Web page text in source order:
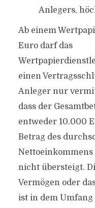
Anlegers,
Ab einem
Euro darf das
einen
Anleger nur
dass der
entweder 10.000
Betrag des
nicht übersteigt.
Vermögen oder
ist in dem